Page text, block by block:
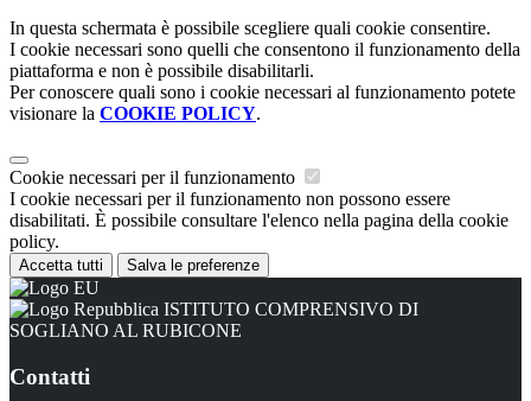
In questa schermata è possibile scegliere quali cookie consentire.
I cookie necessari sono quelli che consentono il funzionamento della
piattaforma e non è possibile disabilitarli.
Per conoscere quali sono i cookie necessari al funzionamento potete
visionare la COOKIE POLICY.
Cookie necessari per il funzionamento
I cookie necessari per il funzionamento non possono essere
disabilitati. È possibile consultare l'elenco nella pagina della cookie
policy.
Accetta tutti Salva le preferenze
ISTITUTO COMPRENSIVO DI
SOGLIANO AL RUBICONE
Contatti